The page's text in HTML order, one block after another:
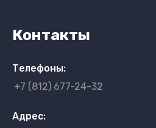
Контакты
Телефоны:
+7 (812) 677-24-32
Адрес: